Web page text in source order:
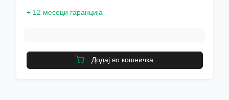
+ 12 месеци гаранција
Додај во кошничка